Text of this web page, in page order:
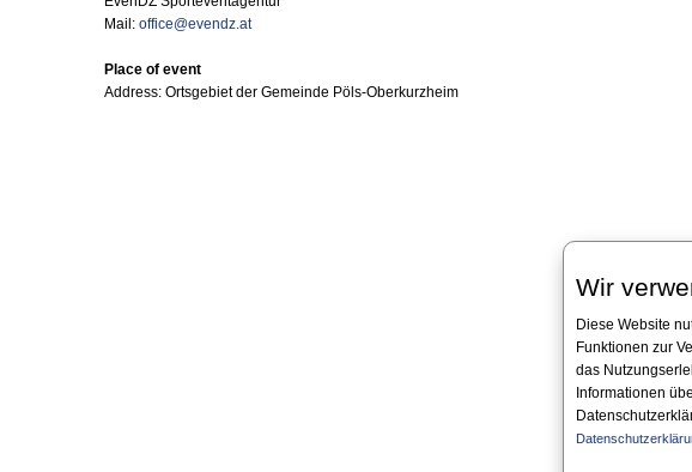
Wir
Diese Website
Funktionen zur
das
Informationen
Mail: office@evendz.at
Place of event
Address: Ortsgebiet der Gemeinde Pöls-Oberkurzheim